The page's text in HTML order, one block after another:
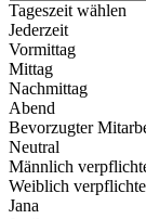
Tageszeit wählen
Jederzeit
Vormittag
Mittag
Nachmittag
Abend
Bevorzugter
Neutral
Männlich
Weiblich
Jana